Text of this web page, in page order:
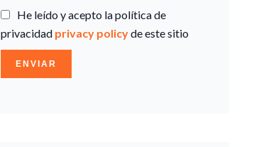
He leído y acepto la política de
privacidad privacy policyde este sitio
ENVIAR